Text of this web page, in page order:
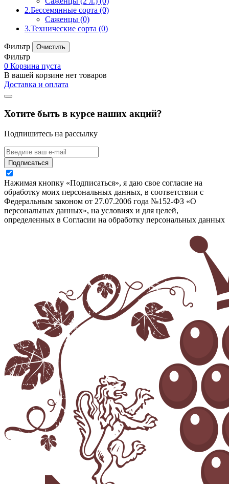
2.Бессемянные сорта (0)
Саженцы (0)
3.Технические сорта (0)
Фильтр
Фильтр
0 Корзина пуста
В вашей корзине нет товаров
Доставка и оплата
Хотите быть в курсе наших акций?
Подпишитесь на рассылку
Подписаться
Нажимая кнопку «Подписаться», я даю свое согласие на
обработку моих персональных данных, в соответствии с
Федеральным законом от 27.07.2006 года №152-ФЗ «О
персональных данных», на условиях и для целей,
определенных в Согласии на обработку персональных данных